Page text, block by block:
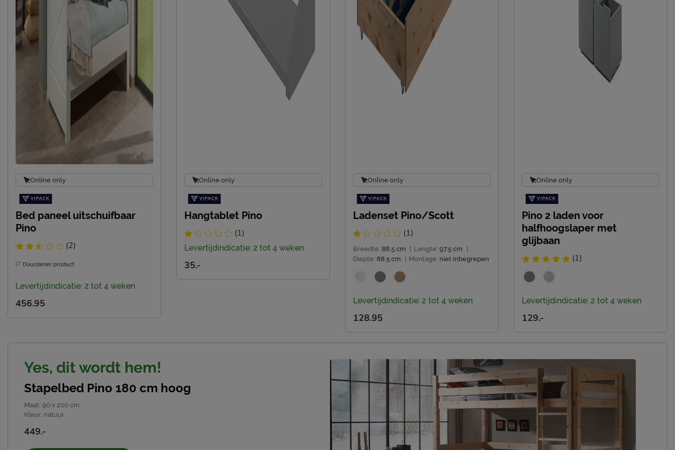
Online only
Bed paneel uitschuifbaar
Pino
(2)
Duurzamer product
Levertijdindicatie: 2 tot 4 weken
456.95
Online only
Hangtablet Pino
(1)
Levertijdindicatie: 2 tot 4 weken
35.-
Online only
Ladenset Pino/Scott
(1)
Breedte: 88.5 cm Lengte: 97.5 cm
Diepte: 88,5 cm Montage: niet inbegrepen
Levertijdindicatie: 2 tot 4 weken
128.95
Online only
Pino 2 laden voor
halfhoogslaper met
glijbaan
(1)
Levertijdindicatie: 2 tot 4 weken
129.-
Yes, dit wordt hem!
Stapelbed Pino 180 cm hoog
Maat: 90 x 200 cm
Kleur: natuur
449.-